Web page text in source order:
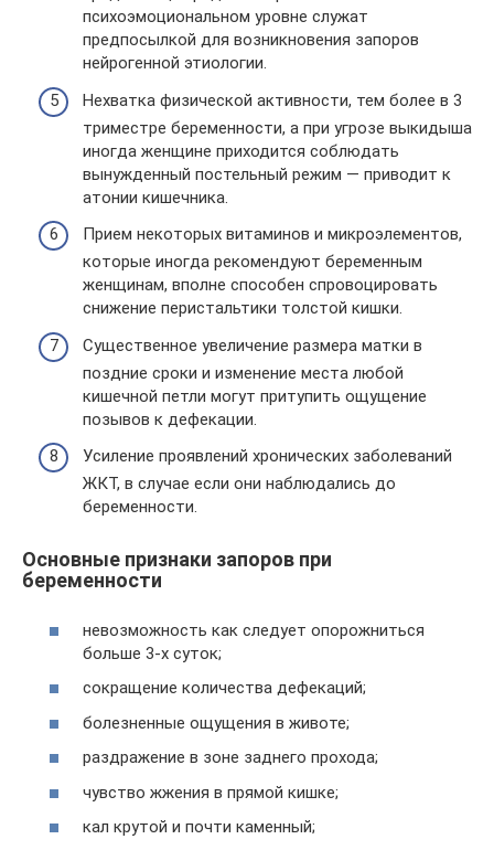
психоэмоциональном уровне служат
предпосылкой для возникновения запоров
нейрогенной этиологии.
Нехватка физической активности, тем более в 3
триместре беременности, а при угрозе выкидыша
иногда женщине приходится соблюдать
вынужденный постельный режим — приводит к
атонии кишечника.
Прием некоторых витаминов и микроэлементов,
которые иногда рекомендуют беременным
женщинам, вполне способен спровоцировать
снижение перистальтики толстой кишки.
Существенное увеличение размера матки в
поздние сроки и изменение места любой
кишечной петли могут притупить ощущение
позывов к дефекации.
Усиление проявлений хронических заболеваний
ЖКТ, в случае если они наблюдались до
беременности.
Основные признаки запоров при
беременности
невозможность как следует опорожниться
больше 3-х суток;
сокращение количества дефекаций;
болезненные ощущения в животе;
раздражение в зоне заднего прохода;
чувство жжения в прямой кишке;
кал крутой и почти каменный;